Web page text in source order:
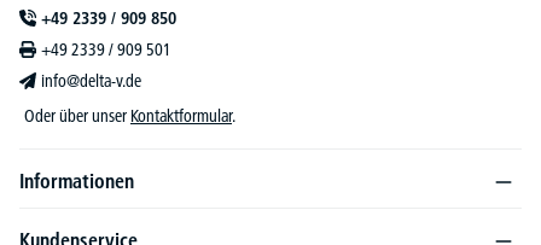
+49 2339 / 909 850
+49 2339 / 909 501
info@delta-v.de
Oder über unser Kontaktformular.
Informationen